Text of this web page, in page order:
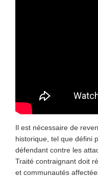
Il est nécessaire de
historique, tel que défini
défendant contre les
Traité contraignant doit
et communautés